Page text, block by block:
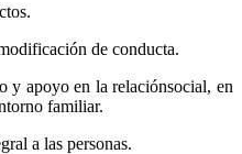
de conducta.
y apoyo en la relaciónsocial, en
familiar.
a las personas.